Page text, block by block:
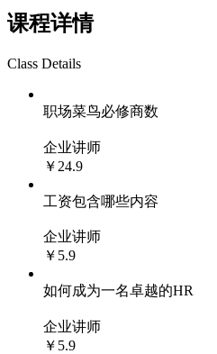
课程详情
Class Details
职场菜鸟必修商数
企业讲师
￥24.9
工资包含哪些内容
企业讲师
￥5.9
如何成为一名卓越的HR
企业讲师
￥5.9